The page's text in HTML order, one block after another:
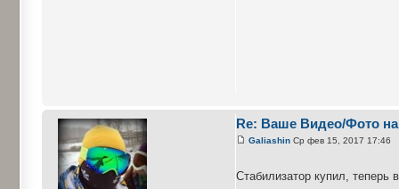
Re: Ваше Видео/Фото
GaliashinСр фев 15, 2017 17:46
Стабилизатор купил,